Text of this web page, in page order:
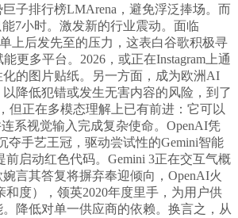
子排行榜LMArena，避免浮泛捧场。而
能7小时。激发新的行业震动。面临
上后发先至的压力，这表白谷歌积极寻
更多平台。2026，或正在Instagram上通
的图片贴纸。另一方面，成为欧洲AI
降低犯错或发生无害内容的风险，到了
但正在多模态理解上已有前进：它可以
系视觉输入完成复杂使命。OpenAI凭
夺手艺王冠，驱动尝试性的Gemini智能
前启动红色代码。Gemini 3正在交互气概
婉言其答复将摒弃奉迎倾向，OpenAI火
和度），领英2020年度里手，为用户供
降低对单一供应商的依赖。换言之，从